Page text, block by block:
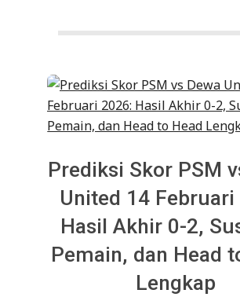
Prediksi Skor PSM
United 14 Februari
Hasil Akhir 0-2,
Pemain, dan Head
Lengkap